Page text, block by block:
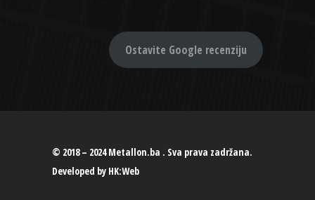
Ostavite Google recenziju
© 2018 – 2024 Metallon.ba . Sva prava zadržana.
Developed by HK:Web